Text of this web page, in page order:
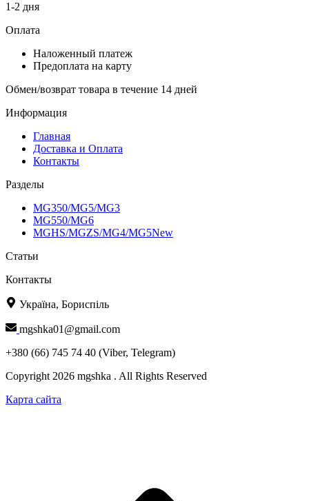
1-2 дня
Оплата
Наложенный платеж
Предоплата на карту
Обмен/возврат товара в течение 14 дней
Информация
Главная
Доставка и Оплата
Контакты
Разделы
MG350/MG5/MG3
MG550/MG6
MGHS/MGZS/MG4/MG5New
Статьи
Контакты
Україна, Бориспіль
mgshka01@gmail.com
+380 (66) 745 74 40 (Viber, Telegram)
Copyright 2026 mgshka . All Rights Reserved
Карта сайта